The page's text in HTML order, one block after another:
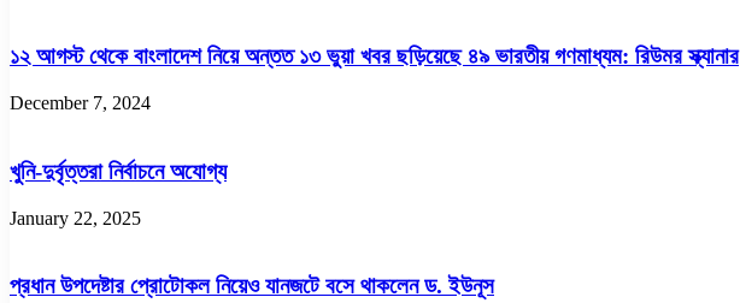
১২ আগস্ট থেকে বাংলাদেশ নিয়ে অন্তত ১৩ ভুয়া খবর ছড়িয়েছে ৪৯ ভারতীয় গণমাধ্যম: রিউমর স্ক্যানার
December 7, 2024
খুনি-দুর্বৃত্তরা নির্বাচনে অযোগ্য
January 22, 2025
প্রধান উপদেষ্টার প্রোটোকল নিয়েও যানজটে বসে থাকলেন ড. ইউনূস